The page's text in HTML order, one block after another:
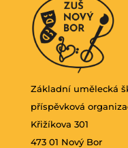
Základní umělecká
příspěvková
Křižíkova 301
473 01 Nový Bor